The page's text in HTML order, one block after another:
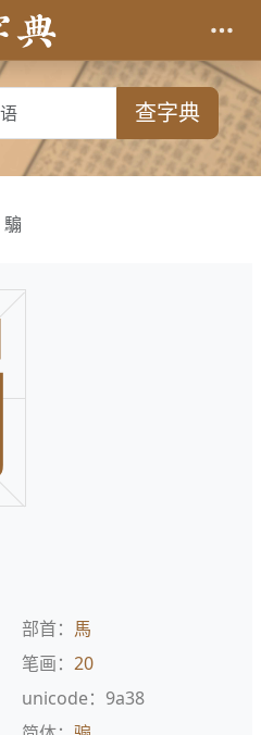
查字典
部首： 馬
笔画： 20
unicode：9a38